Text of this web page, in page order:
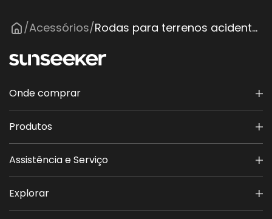
/Acessórios/ Rodas para terrenos acidentados
Onde comprar
Produtos
Assistência e Serviço
Explorar